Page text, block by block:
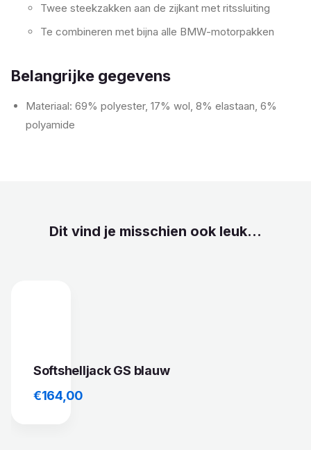
Twee steekzakken aan de zijkant met ritssluiting
Te combineren met bijna alle BMW-motorpakken
Belangrijke gegevens
Materiaal: 69% polyester, 17% wol, 8% elastaan, 6%
polyamide
Dit vind je misschien ook leuk...
Softshelljack GS blauw
€164,00